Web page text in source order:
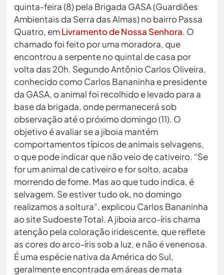
quinta-feira (8) pela Brigada GASA (Guardiões
Ambientais da Serra das Almas) no bairro Passa
Quatro, emLivramento de Nossa Senhora. O
chamado foi feito por uma moradora, que
encontrou a serpente no quintal de casa por
volta das 20h. Segundo Antônio Carlos Oliveira,
conhecido como Carlos Bananinha e presidente
da GASA, o animal foi recolhido e levado para a
base da brigada, onde permanecerá sob
observação até o próximo domingo (11). O
objetivo é avaliar se a jiboia mantém
comportamentos típicos de animais selvagens,
o que pode indicar que não veio de cativeiro. “Se
for um animal de cativeiro e for solto, acaba
morrendo de fome. Mas ao que tudo indica, é
selvagem. Se estiver tudo ok, no domingo
realizamos a soltura”, explicou Carlos Bananinha
ao site Sudoeste Total. A jiboia arco-íris chama
atenção pela coloração iridescente, que reflete
as cores do arco-íris sob a luz, e não é venenosa.
É uma espécie nativa da América do Sul,
geralmente encontrada em áreas de mata